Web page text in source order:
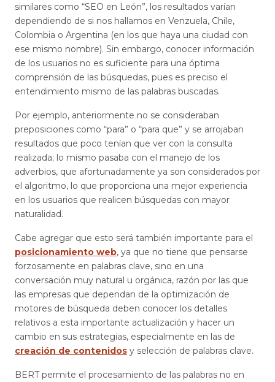
similares como “SEO en León”, los resultados varían
dependiendo de si nos hallamos en Venzuela, Chile,
Colombia o Argentina (en los que haya una ciudad con
ese mismo nombre). Sin embargo, conocer información
de los usuarios no es suficiente para una óptima
comprensión de las búsquedas, pues es preciso el
entendimiento mismo de las palabras buscadas.
Por ejemplo, anteriormente no se consideraban
preposiciones como “para” o “para que” y se arrojaban
resultados que poco tenían que ver con la consulta
realizada; lo mismo pasaba con el manejo de los
adverbios, que afortunadamente ya son considerados por
el algoritmo, lo que proporciona una mejor experiencia
en los usuarios que realicen búsquedas con mayor
naturalidad.
Cabe agregar que esto será también importante para el
posicionamiento web, ya que no tiene que pensarse
forzosamente en palabras clave, sino en una
conversación muy natural u orgánica, razón por las que
las empresas que dependan de la optimización de
motores de búsqueda deben conocer los detalles
relativos a esta importante actualización y hacer un
cambio en sus estrategias, especialmente en las de
creación de contenidos y selección de palabras clave.
BERT permite el procesamiento de las palabras no en